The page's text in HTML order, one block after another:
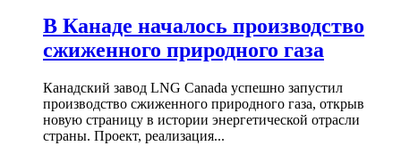
В Канаде началось производство
сжиженного природного газа
Канадский завод LNG Canada успешно запустил
производство сжиженного природного газа, открыв
новую страницу в истории энергетической отрасли
страны. Проект, реализация...